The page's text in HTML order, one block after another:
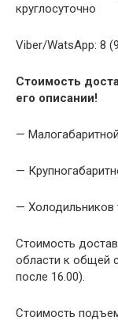
круглосуточно
Viber/WatsApp: 8
Стоимость
его описании!
—
—
— Холодильников
Стоимость
области к общей
после 16.00).
Стоимость